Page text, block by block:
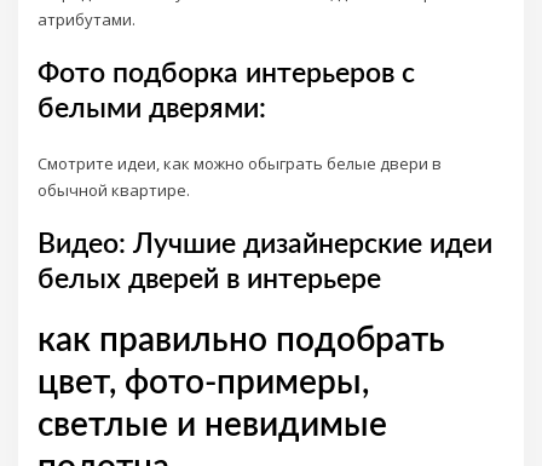
атрибутами.
Фото подборка интерьеров с
белыми дверями:
Смотрите идеи, как можно обыграть белые двери в
обычной квартире.
Видео: Лучшие дизайнерские идеи
белых дверей в интерьере
как правильно подобрать
цвет, фото-примеры,
светлые и невидимые